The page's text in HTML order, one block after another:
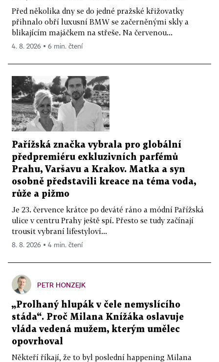
Před několika dny se do jedné pražské křižovatky
přihnalo obří luxusní BMW se začerněnými skly a
blikajícím majáčkem na střeše. Na červenou...
4. 8. 2026 ▪ 6 min. čtení
Pařížská značka vybrala pro globální
předpremiéru exkluzivních parfémů
Prahu, Varšavu a Krakov. Matka a syn
osobně představili kreace na téma voda,
růže a pižmo
Je 23. července krátce po deváté ráno a módní Pařížská
ulice v centru Prahy ještě spí. Přesto se tudy začínají
trousit vybraní lifestyloví...
8. 8. 2026 ▪ 4 min. čtení
PETR HONZEJK
„Prolhaný hlupák v čele nemyslícího
stáda“. Proč Milana Knížáka oslavuje
vláda vedená mužem, kterým umělec
opovrhoval
Někteří říkají, že to byl poslední happening Milana